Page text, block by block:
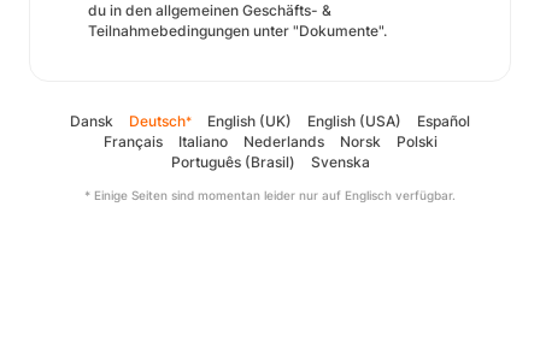
du in den allgemeinen Geschäfts- &
Teilnahmebedingungen unter "Dokumente".
Dansk Deutsch* English (UK) English (USA)
Español
Français
Italiano Nederlands Norsk
Polski
Português (Brasil)
Svenska
* Einige Seiten sind momentan leider nur auf Englisch verfügbar.